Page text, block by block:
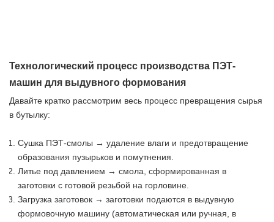
Технологический процесс производства ПЭТ-
машин для выдувного формования
Давайте кратко рассмотрим весь процесс превращения сырья
в бутылку:
Сушка ПЭТ-смолы → удаление влаги и предотвращение
образования пузырьков и помутнения.
Литье под давлением → смола, сформированная в
заготовки с готовой резьбой на горловине.
Загрузка заготовок → заготовки подаются в выдувную
формовочную машину (автоматическая или ручная, в